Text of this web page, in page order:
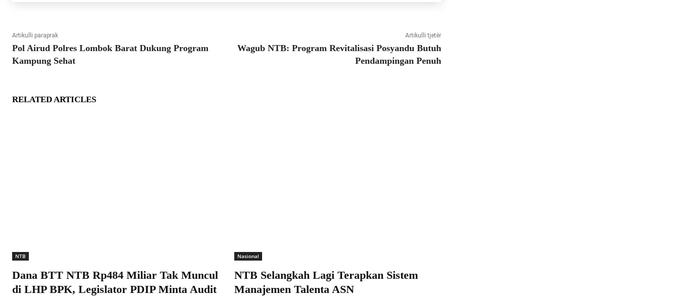
Artikulli paraprak
Pol Airud Polres Lombok Barat Dukung Program
Kampung Sehat
Artikulli tjetër
Wagub NTB: Program Revitalisasi Posyandu Butuh
Pendampingan Penuh
RELATED ARTICLES
NTB
Dana BTT NTB Rp484 Miliar Tak Muncul
di LHP BPK, Legislator PDIP Minta Audit
Nasional
NTB Selangkah Lagi Terapkan Sistem
Manajemen Talenta ASN